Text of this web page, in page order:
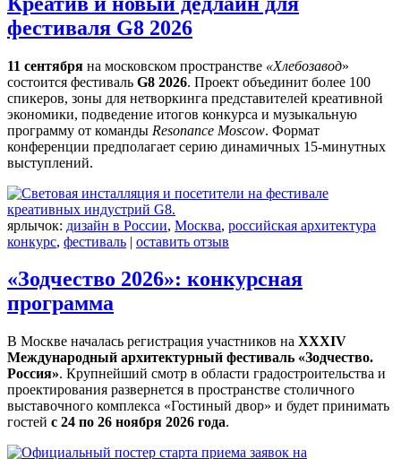
фестиваля G8 2026
11 сентября на московском пространстве «Хлебозавод»
состоится фестиваль G8 2026. Проект объединит более 100
спикеров, зоны для нетворкинга представителей креативной
экономики, подведение итогов конкурса и музыкальную
программу от команды Resonance Moscow. Формат
конференции предполагает серию динамичных 15-минутных
выступлений.
ярлычок: дизайн в России, Москва, российская архитектура
конкурс, фестиваль | оставить отзыв
«Зодчество 2026»: конкурсная
программа
В Москве началась регистрация участников на XXXIV
Международный архитектурный фестиваль «Зодчество.
Россия». Крупнейший смотр в области градостроительства и
проектирования развернется в пространстве столичного
выставочного комплекса «Гостиный двор» и будет принимать
гостей с 24 по 26 ноября 2026 года.